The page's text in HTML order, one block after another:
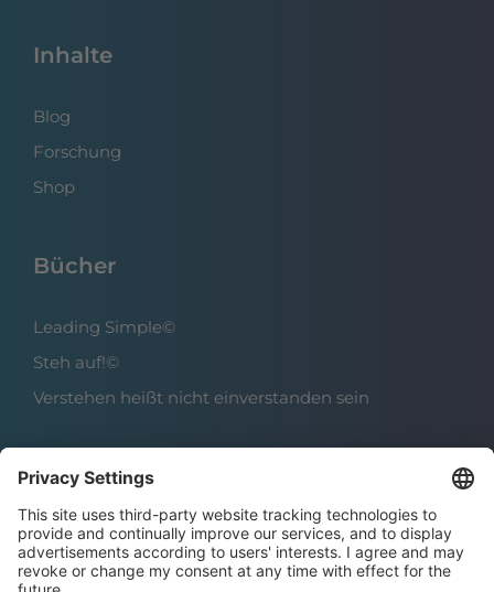
Inhalte
Blog
Forschung
Shop
Bücher
Leading Simple©
Steh auf!©
Verstehen heißt nicht einverstanden sein
Über das Institut
Boris Grundl
Das Team